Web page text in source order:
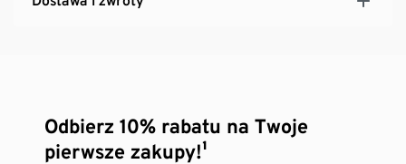
Odbierz 10% rabatu na Twoje
pierwsze zakupy!¹